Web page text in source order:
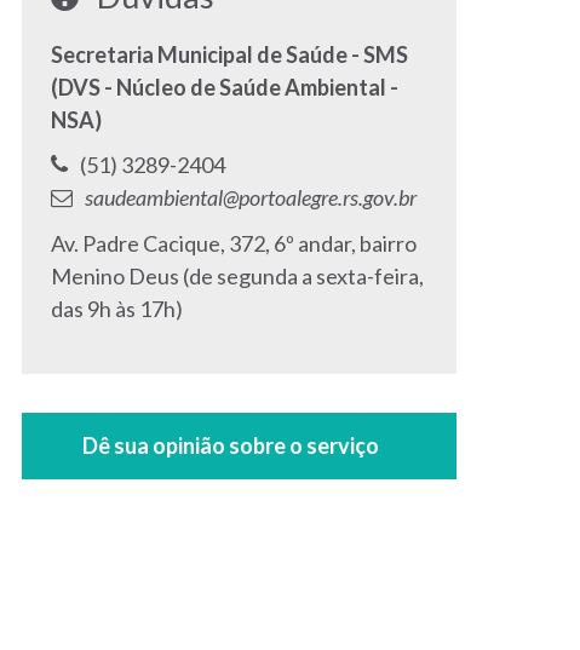
Secretaria Municipal de Saúde - SMS
(DVS - Núcleo de Saúde Ambiental -
NSA)
Telefone:
(51) 3289-2404
E- saudeambiental@portoalegre.rs.gov.br
Endereço:
Av. Padre Cacique, 372, 6º andar, bairro
Menino Deus (de segunda a sexta-feira,
das 9h às 17h)